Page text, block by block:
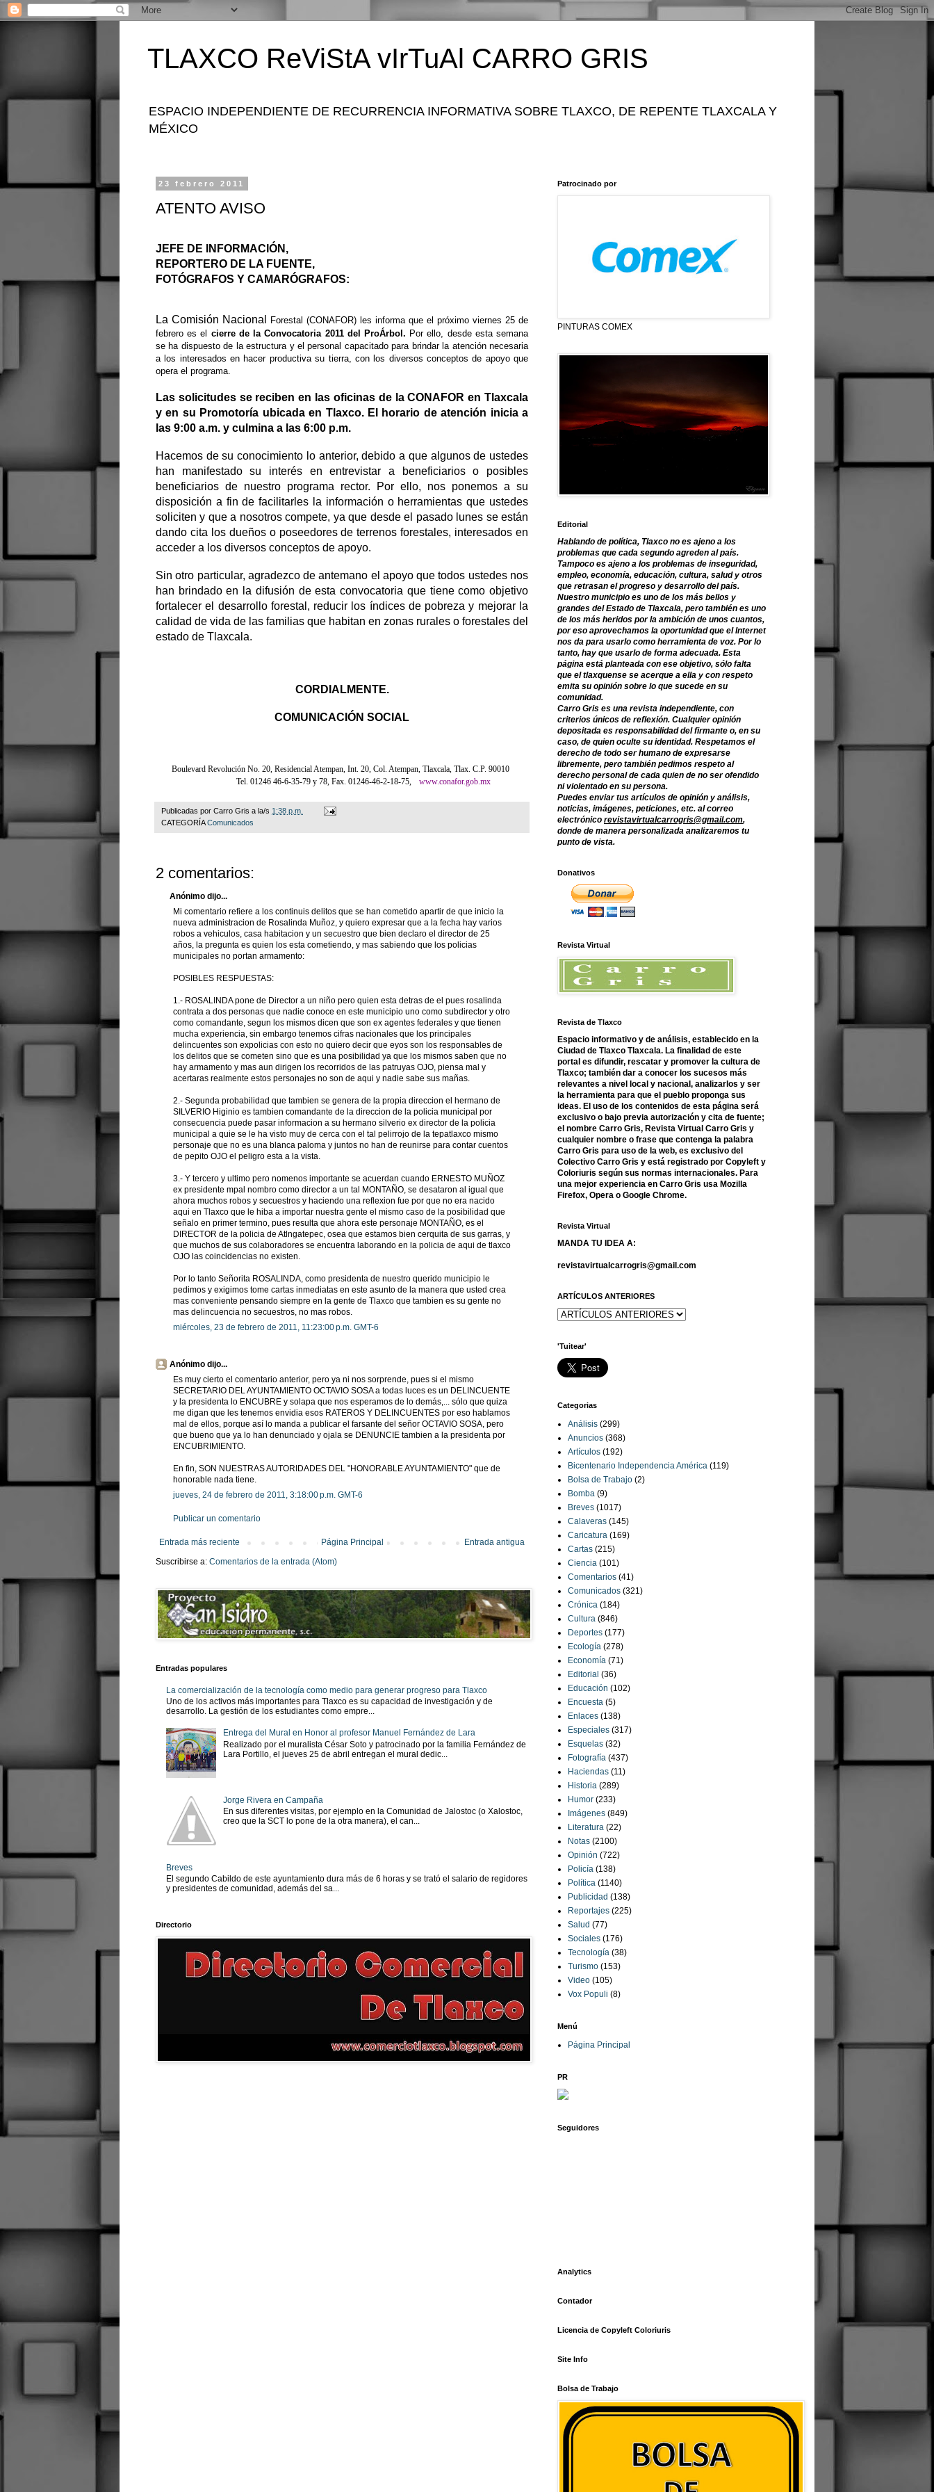
TLAXCO ReViStA vIrTuAl CARRO GRIS
ESPACIO INDEPENDIENTE DE RECURRENCIA INFORMATIVA SOBRE TLAXCO, DE REPENTE TLAXCALA Y
MÉXICO
23 febrero 2011
ATENTO AVISO
JEFE DE INFORMACIÓN,
REPORTERO DE LA FUENTE,
FOTÓGRAFOS Y CAMARÓGRAFOS:
La Comisión Nacional
Forestal (CONAFOR) les informa que el próximo viernes 25 de
febrero es el cierre de la Convocatoria 2011 del ProÁrbol. Por ello, desde esta semana
se ha dispuesto de la estructura y el personal capacitado para brindar la atención necesaria
a los interesados en hacer productiva su tierra, con los diversos conceptos de apoyo que
opera el programa.
Las solicitudes se reciben en las oficinas de la CONAFOR en Tlaxcala
y en su Promotoría ubicada en Tlaxco. El horario de atención inicia a
las 9:00 a.m. y culmina a las 6:00 p.m.
Hacemos de su conocimiento lo anterior, debido a que algunos de ustedes
han manifestado su interés en entrevistar a beneficiarios o posibles
beneficiarios de nuestro programa rector. Por ello, nos ponemos a su
disposición a fin de facilitarles la información o herramientas que ustedes
soliciten y que a nosotros compete, ya que desde el pasado lunes se están
dando cita los dueños o poseedores de terrenos forestales, interesados en
acceder a los diversos conceptos de apoyo.
Sin otro particular, agradezco de antemano el apoyo que todos ustedes nos
han brindado en la difusión de esta convocatoria que tiene como objetivo
fortalecer el desarrollo forestal, reducir los índices de pobreza y mejorar la
calidad de vida de las familias que habitan en zonas rurales o forestales del
estado de Tlaxcala.
CORDIALMENTE.
COMUNICACIÓN SOCIAL
Boulevard Revolución No. 20, Residencial Atempan, Int. 20, Col. Atempan, Tlaxcala, Tlax. C.P. 90010
Tel. 01246 46-6-35-79 y 78, Fax. 01246-46-2-18-75,
www.conafor.gob.mx
Publicadas por Carro Gris a la/s 1:38 p.m.
CATEGORÍAComunicados
2 comentarios:
Anónimo dijo...
Mi comentario refiere a los continuis delitos que se han cometido apartir de que inicio la
nueva administracion de Rosalinda Muñoz, y quiero expresar que a la fecha hay varios
robos a vehiculos, casa habitacion y un secuestro que bien declaro el director de 25
años, la pregunta es quien los esta cometiendo, y mas sabiendo que los policias
municipales no portan armamento:
POSIBLES RESPUESTAS:
1.- ROSALINDA pone de Director a un niño pero quien esta detras de el pues rosalinda
contrata a dos personas que nadie conoce en este municipio uno como subdirector y otro
como comandante, segun los mismos dicen que son ex agentes federales y que tienen
mucha experiencia, sin embargo tenemos cifras nacionales que los principales
delincuentes son expolicias con esto no quiero decir que eyos son los responsables de
los delitos que se cometen sino que es una posibilidad ya que los mismos saben que no
hay armamento y mas aun dirigen los recorridos de las patruyas OJO, piensa mal y
acertaras realmente estos personajes no son de aqui y nadie sabe sus mañas.
2.- Segunda probabilidad que tambien se genera de la propia direccion el hermano de
SILVERIO Higinio es tambien comandante de la direccion de la policia municipal por
consecuencia puede pasar informacion a su hermano silverio ex director de la policia
municipal a quie se le ha visto muy de cerca con el tal pelirrojo de la tepatlaxco mismo
personaje que no es una blanca paloma y juntos no han de reunirse para contar cuentos
de pepito OJO el peligro esta a la vista.
3.- Y tercero y ultimo pero nomenos importante se acuerdan cuando ERNESTO MUÑOZ
ex presidente mpal nombro como director a un tal MONTAÑO, se desataron al igual que
ahora muchos robos y secuestros y haciendo una reflexion fue por que no era nacido
aqui en Tlaxco que le hiba a importar nuestra gente el mismo caso de la posibilidad que
señalo en primer termino, pues resulta que ahora este personaje MONTAÑO, es el
DIRECTOR de la policia de Atlngatepec, osea que estamos bien cerquita de sus garras, y
que muchos de sus colaboradores se encuentra laborando en la policia de aqui de tlaxco
OJO las coincidencias no existen.
Por lo tanto Señorita ROSALINDA, como presidenta de nuestro querido municipio le
pedimos y exigimos tome cartas inmediatas en este asunto de la manera que usted crea
mas conveniente pensando siempre en la gente de Tlaxco que tambien es su gente no
mas delincuencia no secuestros, no mas robos.
miércoles, 23 de febrero de 2011, 11:23:00 p.m. GMT-6
Anónimo dijo...
Es muy cierto el comentario anterior, pero ya ni nos sorprende, pues si el mismo
SECRETARIO DEL AYUNTAMIENTO OCTAVIO SOSA a todas luces es un DELINCUENTE
y la presidenta lo ENCUBRE y solapa que nos esperamos de lo demás,... sólo que quiza
me digan que les tenemos envidia esos RATEROS Y DELINCUENTES por eso hablamos
mal de ellos, porque así lo manda a publicar el farsante del señor OCTAVIO SOSA, pero
que bueno que ya lo han denunciado y ojala se DENUNCIE tambien a la presidenta por
ENCUBRIMIENTO.
En fin, SON NUESTRAS AUTORIDADES DEL "HONORABLE AYUNTAMIENTO" que de
honorable nada tiene.
jueves, 24 de febrero de 2011, 3:18:00 p.m. GMT-6
Publicar un comentario
Entrada más reciente Entrada antigua
Página Principal
Suscribirse a: Comentarios de la entrada (Atom)
Entradas populares
La comercialización de la tecnología como medio para generar progreso para Tlaxco
Uno de los activos más importantes para Tlaxco es su capacidad de investigación y de
desarrollo. La gestión de los estudiantes como empre...
Entrega del Mural en Honor al profesor Manuel Fernández de Lara
Realizado por el muralista César Soto y patrocinado por la familia Fernández de
Lara Portillo, el jueves 25 de abril entregan el mural dedic...
Jorge Rivera en Campaña
En sus diferentes visitas, por ejemplo en la Comunidad de Jalostoc (o Xalostoc,
creo que la SCT lo pone de la otra manera), el can...
Breves
El segundo Cabildo de este ayuntamiento dura más de 6 horas y se trató el salario de regidores
y presidentes de comunidad, además del sa...
Directorio
Patrocinado por
PINTURAS COMEX
Editorial
Hablando de política, Tlaxco no es ajeno a los
problemas que cada segundo agreden al país.
Tampoco es ajeno a los problemas de inseguridad,
empleo, economía, educación, cultura, salud y otros
que retrasan el progreso y desarrollo del país.
Nuestro municipio es uno de los más bellos y
grandes del Estado de Tlaxcala, pero también es uno
de los más heridos por la ambición de unos cuantos,
por eso aprovechamos la oportunidad que el Internet
nos da para usarlo como herramienta de voz. Por lo
tanto, hay que usarlo de forma adecuada. Esta
página está planteada con ese objetivo, sólo falta
que el tlaxquense se acerque a ella y con respeto
emita su opinión sobre lo que sucede en su
comunidad.
Carro Gris es una revista independiente, con
criterios únicos de reflexión. Cualquier opinión
depositada es responsabilidad del firmante o, en su
caso, de quien oculte su identidad. Respetamos el
derecho de todo ser humano de expresarse
libremente, pero también pedimos respeto al
derecho personal de cada quien de no ser ofendido
ni violentado en su persona.
Puedes enviar tus artículos de opinión y análisis,
noticias, imágenes, peticiones, etc. al correo
electrónico revistavirtualcarrogris@gmail.com,
donde de manera personalizada analizaremos tu
punto de vista.
Donativos
Revista Virtual
Revista de Tlaxco
Espacio informativo y de análisis, establecido en la
Ciudad de Tlaxco Tlaxcala. La finalidad de este
portal es difundir, rescatar y promover la cultura de
Tlaxco; también dar a conocer los sucesos más
relevantes a nivel local y nacional, analizarlos y ser
la herramienta para que el pueblo proponga sus
ideas. El uso de los contenidos de esta página será
exclusivo o bajo previa autorización y cita de fuente;
el nombre Carro Gris, Revista Virtual Carro Gris y
cualquier nombre o frase que contenga la palabra
Carro Gris para uso de la web, es exclusivo del
Colectivo Carro Gris y está registrado por Copyleft y
Coloriuris según sus normas internacionales. Para
una mejor experiencia en Carro Gris usa Mozilla
Firefox, Opera o Google Chrome.
Revista Virtual
MANDA TU IDEA A:
revistavirtualcarrogris@gmail.com
ARTÍCULOS ANTERIORES
'Tuitear'
Categorias
Análisis (299)
Anuncios (368)
Artículos (192)
Bicentenario Independencia América (119)
Bolsa de Trabajo (2)
Bomba (9)
Breves (1017)
Calaveras (145)
Caricatura (169)
Cartas (215)
Ciencia (101)
Comentarios (41)
Comunicados (321)
Crónica (184)
Cultura (846)
Deportes (177)
Ecología (278)
Economía (71)
Editorial (36)
Educación (102)
Encuesta (5)
Enlaces (138)
Especiales (317)
Esquelas (32)
Fotografía (437)
Haciendas (11)
Historia (289)
Humor (233)
Imágenes (849)
Literatura (22)
Notas (2100)
Opinión (722)
Policía (138)
Política (1140)
Publicidad (138)
Reportajes (225)
Salud (77)
Sociales (176)
Tecnología (38)
Turismo (153)
Video (105)
Vox Populi (8)
Menú
Página Principal
PR
Seguidores
Analytics
Contador
Licencia de Copyleft Coloriuris
Site Info
Bolsa de Trabajo